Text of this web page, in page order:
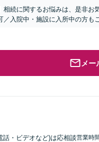
続に関するお悩みは、是非お
入院中・施設に入所中の方も
メー
話・ビデオなど)は応相談営業時